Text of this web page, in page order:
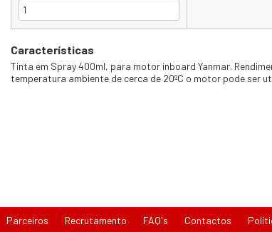
Características
Tinta em Spray 400ml, para motor inboard Yanmar.
temperatura ambiente de cerca de 20ºC o motor pode ser
Parceiros Recrutamento FAQ's Contactos